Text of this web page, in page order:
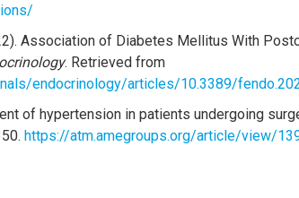
Association of Diabetes Mellitus With
. Retrieved from
endocrinology/articles/10.3389/
of hypertension in patients undergoing
https://atm.amegroups.org/article/view/